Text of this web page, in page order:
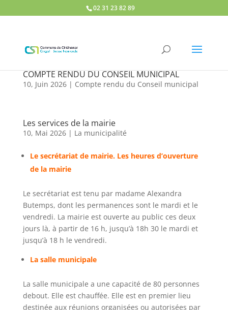
02 31 23 82 89
COMPTE RENDU DU CONSEIL MUNICIPAL
10, Juin 2026| Compte rendu du Conseil municipal
Les services de la mairie
10, Mai 2026| La municipalité
Le secrétariat de mairie. Les heures d’ouverture
de la mairie
Le secrétariat est tenu par madame Alexandra
Butemps, dont les permanences sont le mardi et le
vendredi. La mairie est ouverte au public ces deux
jours là, à partir de 16 h, jusqu’à 18h 30 le mardi et
jusqu’à 18 h le vendredi.
La salle municipale
La salle municipale a une capacité de 80 personnes
debout. Elle est chauffée. Elle est en premier lieu
destinée aux réunions organisées ou autorisées par